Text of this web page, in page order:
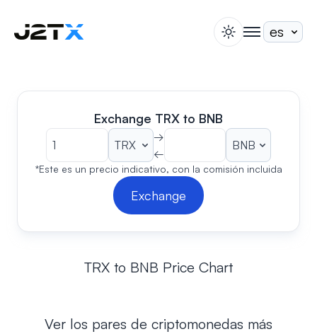
Blog
Acerca de
Abrir Cuenta
Iniciar Sesión
switch theme
togglenav
Exchange TRX to BNB
→
←
*Este es un precio indicativo, con la comisión incluida
Exchange
TRX to BNB Price Chart
Ver los pares de criptomonedas más